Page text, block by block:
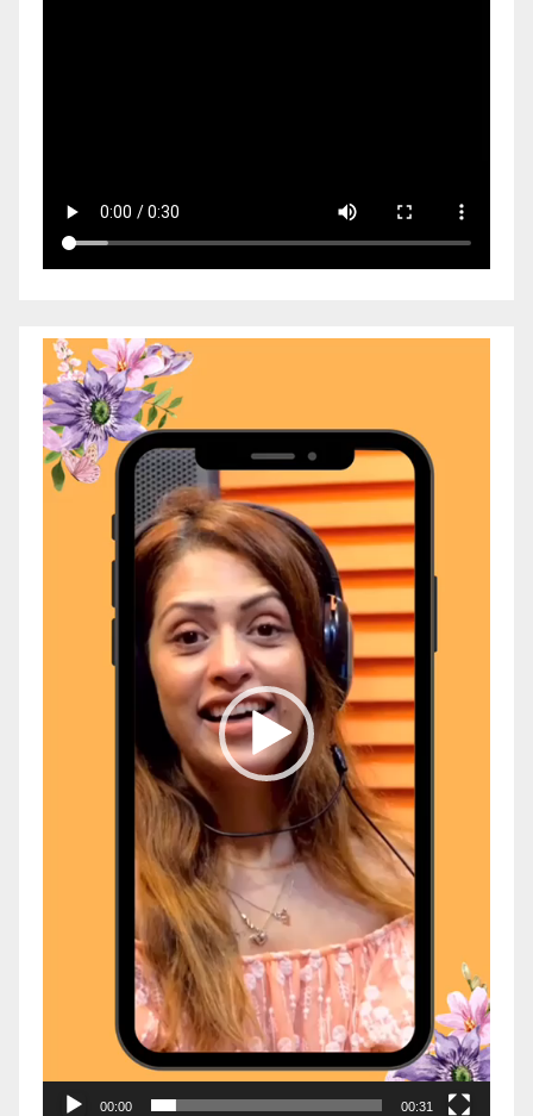
Video
Player
00:00 00:31